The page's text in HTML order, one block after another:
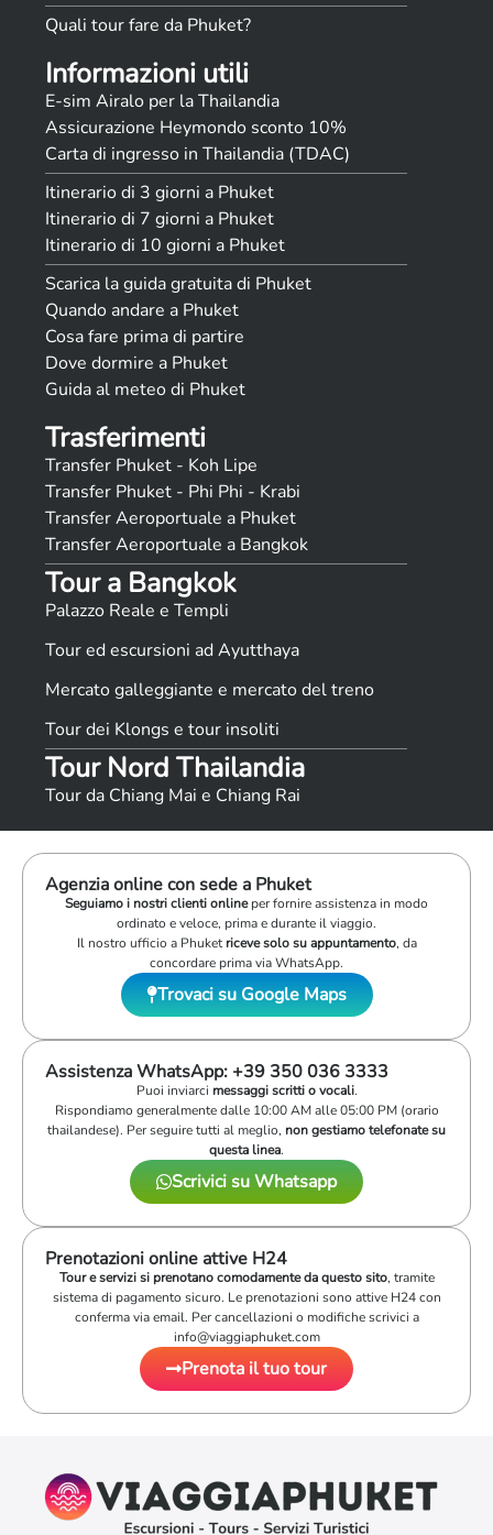
Quali tour fare da Phuket?
Informazioni utili
E-sim Airalo per la Thailandia
Assicurazione Heymondo sconto 10%
Carta di ingresso in Thailandia (TDAC)
Itinerario di 3 giorni a Phuket
Itinerario di 7 giorni a Phuket
Itinerario di 10 giorni a Phuket
Scarica la guida gratuita di Phuket
Quando andare a Phuket
Cosa fare prima di partire
Dove dormire a Phuket
Guida al meteo di Phuket
Trasferimenti
Transfer Phuket - Koh Lipe
Transfer Phuket - Phi Phi - Krabi
Transfer Aeroportuale a Phuket
Transfer Aeroportuale a Bangkok
Tour a Bangkok
Palazzo Reale e Templi
Tour ed escursioni ad Ayutthaya
Mercato galleggiante e mercato del treno
Tour dei Klongs e tour insoliti
Tour Nord Thailandia
Tour da Chiang Mai e Chiang Rai
Agenzia online con sede a Phuket
Seguiamo i nostri clienti onlineper fornire assistenza in modo
ordinato e veloce, prima e durante il viaggio.
Il nostro ufficio a Phuketriceve solo su appuntamento, da
concordare prima via WhatsApp.
Trovaci su Google Maps
Assistenza WhatsApp: +39 350 036 3333
Puoi inviarci messaggi scritti o vocali.
Rispondiamo generalmente dalle 10:00 AM alle 05:00 PM (orario
thailandese). Per seguire tutti al meglio, non gestiamo telefonate su
questa linea.
Scrivici su Whatsapp
Prenotazioni online attive H24
Tour e servizi si prenotano comodamente da questo sito, tramite
sistema di pagamento sicuro. Le prenotazioni sono attive H24 con
conferma via email. Per cancellazioni o modifiche scrivici a
info@viaggiaphuket.com
Prenota il tuo tour